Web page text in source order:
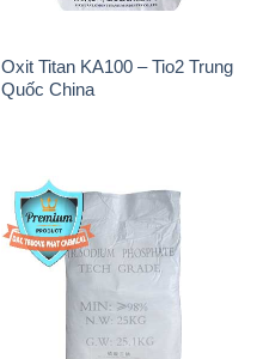
Oxit Titan KA100 – Tio2 Trung
Quốc China